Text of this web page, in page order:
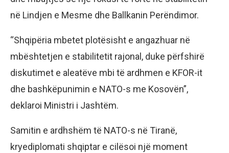
në Lindjen e Mesme dhe Ballkanin Perëndimor.
“Shqipëria mbetet plotësisht e angazhuar në
mbështetjen e stabilitetit rajonal, duke përfshirë
diskutimet e aleatëve mbi të ardhmen e KFOR-it
dhe bashkëpunimin e NATO-s me Kosovën”,
deklaroi Ministri i Jashtëm.
Samitin e ardhshëm të NATO-s në Tiranë,
kryediplomati shqiptar e cilësoi një moment